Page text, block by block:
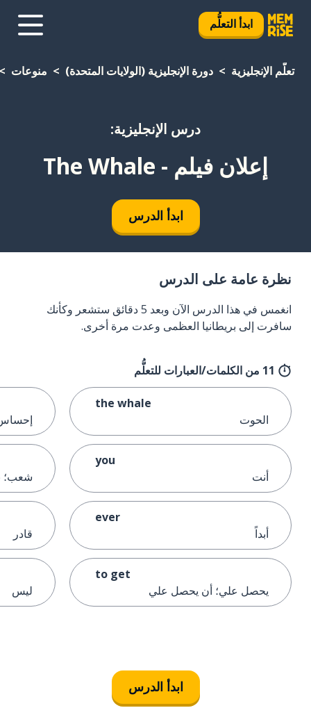
ابدأ التعلُّم
تعلَّم الإنجليزية دورة الإنجليزية (الولايات المتحدة) منوعات
درس الإنجليزية:
إعلان فيلم - The Whale
ابدأ الدرس
نظرة عامة على الدرس
انغمس في هذا الدرس الآن وبعد 5 دقائق ستشعر وكأنك
سافرت إلى بريطانيا العظمى وعدت مرة أخرى.
11 من الكلمات/العبارات للتعلُّم
the whale
الحوت
you
أنت
ever
أبداً
to get
يحصل علي؛ أن يحصل علي
شعب؛
قادر
ليس
ابدأ الدرس